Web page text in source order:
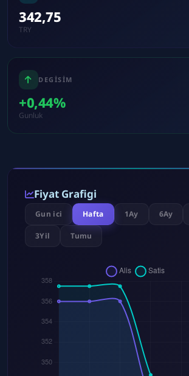
342,75
TRY
DEGISIM
+0,44%
Gunluk
Fiyat Grafigi
Gun ici Hafta 1Ay 6Ay
3Yil Tumu